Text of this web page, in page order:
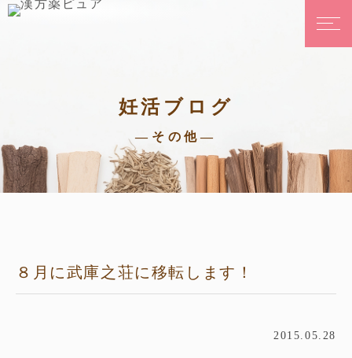
妊活ブログ
—その他—
８月に武庫之荘に移転します！
2015.05.28